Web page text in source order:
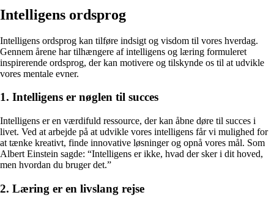
Intelligens ordsprog
Intelligens ordsprog kan tilføre indsigt og visdom til vores hverdag.
Gennem årene har tilhængere af intelligens og læring formuleret
inspirerende ordsprog, der kan motivere og tilskynde os til at udvikle
vores mentale evner.
1. Intelligens er nøglen til succes
Intelligens er en værdifuld ressource, der kan åbne døre til succes i
livet. Ved at arbejde på at udvikle vores intelligens får vi mulighed for
at tænke kreativt, finde innovative løsninger og opnå vores mål. Som
Albert Einstein sagde: “Intelligens er ikke, hvad der sker i dit hoved,
men hvordan du bruger det.”
2. Læring er en livslang rejse